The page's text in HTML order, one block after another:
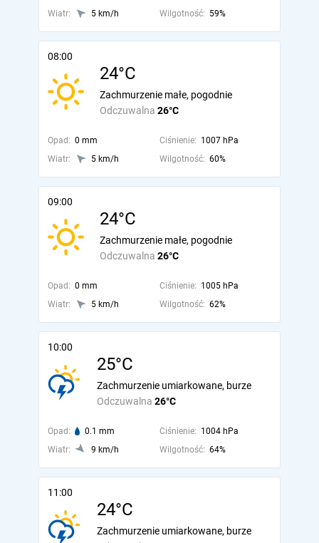
Wiatr: 5 km/h Wilgotność: 59%
08:00
24°C
Odczuwalna 26°C
Zachmurzenie małe, pogodnie
Opad: 0 mm Ciśnienie: 1007 hPa
Wiatr:
5 km/h Wilgotność: 60%
09:00
24°C
Odczuwalna 26°C
Zachmurzenie małe, pogodnie
Opad: 0 mm Ciśnienie: 1005 hPa
Wiatr:
5 km/h Wilgotność: 62%
10:00
25°C
Odczuwalna 26°C
Zachmurzenie umiarkowane, burze
Opad: 0.1 mm Ciśnienie: 1004 hPa
Wiatr:
9 km/h Wilgotność: 64%
11:00
24°C
Zachmurzenie umiarkowane, burze